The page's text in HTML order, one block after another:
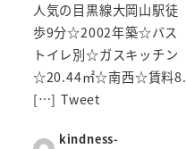
人気の目黒線大岡山駅徒
歩9分☆2002年築☆バス
トイレ別☆ガスキッチン
☆20.44㎡☆南西☆賃料8.
[…] Tweet
kindness-